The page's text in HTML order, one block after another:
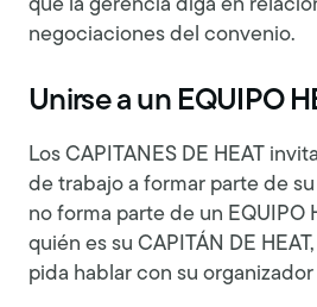
que la gerencia diga en
negociaciones del convenio.
Unirse a un EQUIPO
Los CAPITANES DE HEAT
de trabajo a formar parte de su
no forma parte de un EQUIPO
quién es su CAPITÁN DE
pida hablar con su organizador